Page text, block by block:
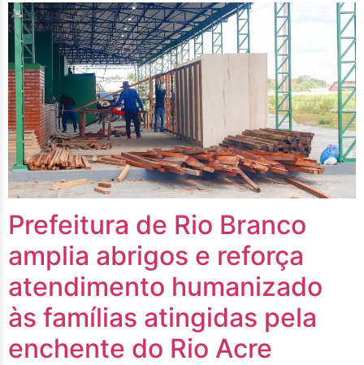
Prefeitura de Rio Branco
amplia abrigos e reforça
atendimento humanizado
às famílias atingidas pela
enchente do Rio Acre